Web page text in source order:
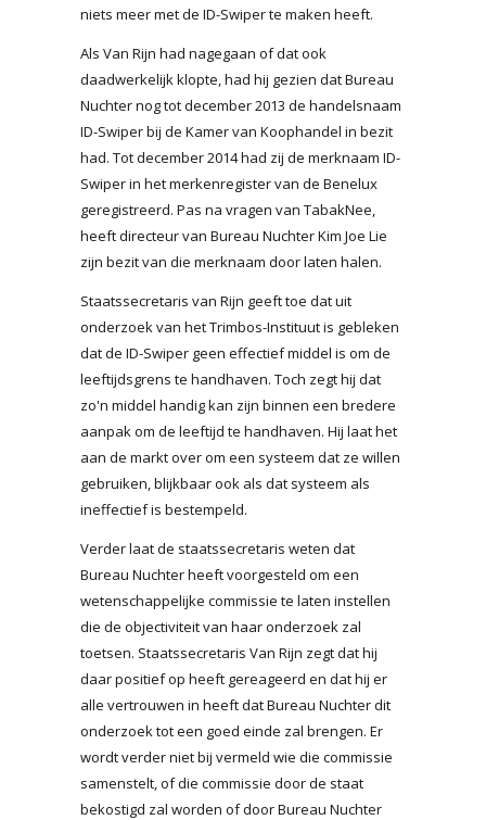
niets meer met de ID-Swiper te maken heeft.
Als Van Rijn had nagegaan of dat ook
daadwerkelijk klopte, had hij gezien dat Bureau
Nuchter nog tot december 2013 de handelsnaam
ID-Swiper bij de Kamer van Koophandel in bezit
had. Tot december 2014 had zij de merknaam ID-
Swiper in het merkenregister van de Benelux
geregistreerd. Pas na vragen van TabakNee,
heeft directeur van Bureau Nuchter Kim Joe Lie
zijn bezit van die merknaam door laten halen.
Staatssecretaris van Rijn geeft toe dat uit
onderzoek van het Trimbos-Instituut is gebleken
dat de ID-Swiper geen effectief middel is om de
leeftijdsgrens te handhaven. Toch zegt hij dat
zo'n middel handig kan zijn binnen een bredere
aanpak om de leeftijd te handhaven. Hij laat het
aan de markt over om een systeem dat ze willen
gebruiken, blijkbaar ook als dat systeem als
ineffectief is bestempeld.
Verder laat de staatssecretaris weten dat
Bureau Nuchter heeft voorgesteld om een
wetenschappelijke commissie te laten instellen
die de objectiviteit van haar onderzoek zal
toetsen. Staatssecretaris Van Rijn zegt dat hij
daar positief op heeft gereageerd en dat hij er
alle vertrouwen in heeft dat Bureau Nuchter dit
onderzoek tot een goed einde zal brengen. Er
wordt verder niet bij vermeld wie die commissie
samenstelt, of die commissie door de staat
bekostigd zal worden of door Bureau Nuchter